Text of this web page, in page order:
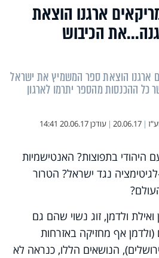
ארגנו הוצאת
הכיבוש
ארגנו הוצאת ספר המשמיץ את ישראל
כל ההכנסות מהספר יתרמו לארגון
|
20.06.17
| עודכן20.06.17 14:41
בתפוצות? האנטישמיות
נגד ישראל? הטרור
ולדמן, זוג נשוי שהם גם
(ולדמן אף מחזיקה באזרחות
הנושאים הללו, כנראה לא